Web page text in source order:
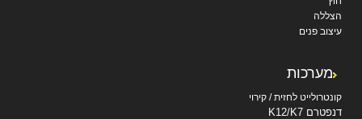
הצללה
עיצוב פנים
מערכות
קונטרולייט לחזית / קירוי
דנפטרם K12/K7